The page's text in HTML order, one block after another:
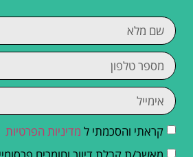
קראתי והסכמתי ל מדיניות הפרטיות